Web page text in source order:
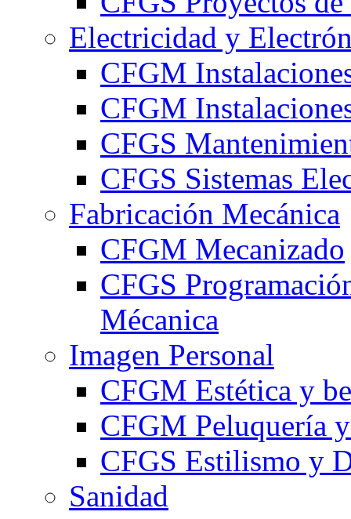
Electricidad y
CFGM
CFGM
CFGS
CFGS Sistemas
Fabricación Mecánica
CFGM Mecanizado
CFGS
Mécanica
Imagen Personal
CFGM Estética y
CFGM Peluquería
CFGS Estilismo y
Sanidad